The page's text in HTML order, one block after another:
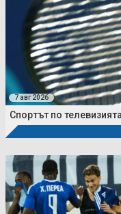
7 авг 2026
Спортът по